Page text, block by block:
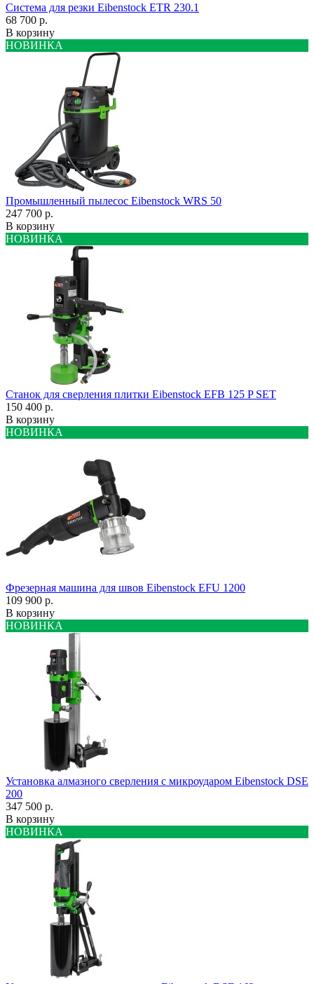
Система для резки Eibenstock ETR 230.1
68 700 р.
В корзину
НОВИНКА
Промышленный пылесос Eibenstock WRS 50
247 700 р.
В корзину
НОВИНКА
Станок для сверления плитки Eibenstock EFB 125 P SET
150 400 р.
В корзину
НОВИНКА
Фрезерная машина для швов Eibenstock EFU 1200
109 900 р.
В корзину
НОВИНКА
Установка алмазного сверления с микроударом Eibenstock DSE
200
347 500 р.
В корзину
НОВИНКА